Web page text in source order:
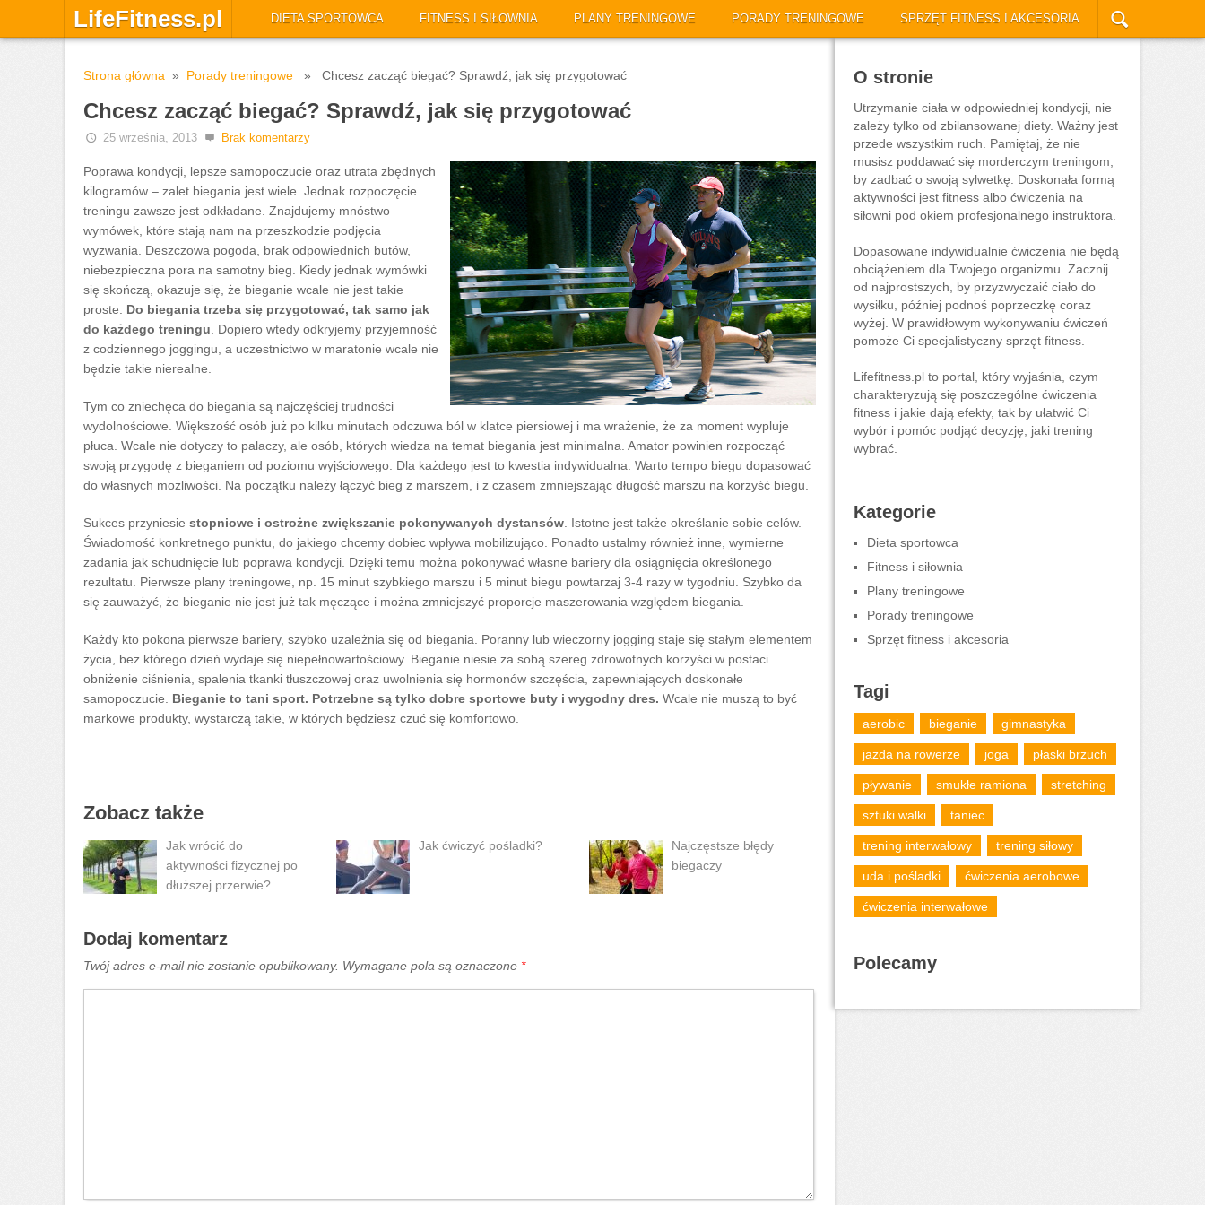
LifeFitness.pl DIETA SPORTOWCA FITNESS I SIŁOWNIA PLANY TRENINGOWE PORADY TRENINGOWE SPRZĘT FITNESS I AKCESORIA
Strona główna » Porady treningowe » Chcesz zacząć biegać? Sprawdź, jak się przygotować
Chcesz zacząć biegać? Sprawdź, jak się przygotować
25 września, 2013 Brak komentarzy
Poprawa kondycji, lepsze samopoczucie oraz utrata zbędnych
kilogramów – zalet biegania jest wiele. Jednak rozpoczęcie
treningu zawsze jest odkładane. Znajdujemy mnóstwo
wymówek, które stają nam na przeszkodzie podjęcia
wyzwania. Deszczowa pogoda, brak odpowiednich butów,
niebezpieczna pora na samotny bieg. Kiedy jednak wymówki
się skończą, okazuje się, że bieganie wcale nie jest takie
proste. Do biegania trzeba się przygotować, tak samo jak
do każdego treningu . Dopiero wtedy odkryjemy przyjemność
z codziennego joggingu, a uczestnictwo w maratonie wcale nie
będzie takie nierealne.
Tym co zniechęca do biegania są najczęściej trudności
wydolnościowe. Większość osób już po kilku minutach odczuwa ból w klatce piersiowej i ma wrażenie, że za moment wypluje
płuca. Wcale nie dotyczy to palaczy, ale osób, których wiedza na temat biegania jest minimalna. Amator powinien rozpocząć
swoją przygodę z bieganiem od poziomu wyjściowego. Dla każdego jest to kwestia indywidualna. Warto tempo biegu dopasować
do własnych możliwości. Na początku należy łączyć bieg z marszem, i z czasem zmniejszając długość marszu na korzyść biegu.
Sukces przyniesiestopniowe i ostrożne zwiększanie pokonywanych dystansów . Istotne jest także określanie sobie celów.
Świadomość konkretnego punktu, do jakiego chcemy dobiec wpływa mobilizująco. Ponadto ustalmy również inne, wymierne
zadania jak schudnięcie lub poprawa kondycji. Dzięki temu można pokonywać własne bariery dla osiągnięcia określonego
rezultatu. Pierwsze plany treningowe, np. 15 minut szybkiego marszu i 5 minut biegu powtarzaj 3-4 razy w tygodniu. Szybko da
się zauważyć, że bieganie nie jest już tak męczące i można zmniejszyć proporcje maszerowania względem biegania.
Każdy kto pokona pierwsze bariery, szybko uzależnia się od biegania. Poranny lub wieczorny jogging staje się stałym elementem
życia, bez którego dzień wydaje się niepełnowartościowy. Bieganie niesie za sobą szereg zdrowotnych korzyści w postaci
obniżenie ciśnienia, spalenia tkanki tłuszczowej oraz uwolnienia się hormonów szczęścia, zapewniających doskonałe
samopoczucie. Bieganie to tani sport. Potrzebne są tylko dobre sportowe buty i wygodny dres. Wcale nie muszą to być
markowe produkty, wystarczą takie, w których będziesz czuć się komfortowo.
Zobacz także
Jak wrócić do
aktywności fizycznej po
dłuższej przerwie?
Jak ćwiczyć pośladki?
Najczęstsze błędy
biegaczy
Dodaj komentarz
Twój adres e-mail nie zostanie opublikowany. Wymagane pola są oznaczone *
O stronie
Utrzymanie ciała w odpowiedniej kondycji, nie
zależy tylko od zbilansowanej diety. Ważny jest
przede wszystkim ruch. Pamiętaj, że nie
musisz poddawać się morderczym treningom,
by zadbać o swoją sylwetkę. Doskonała formą
aktywności jest fitness albo ćwiczenia na
siłowni pod okiem profesjonalnego instruktora.
Dopasowane indywidualnie ćwiczenia nie będą
obciążeniem dla Twojego organizmu. Zacznij
od najprostszych, by przyzwyczaić ciało do
wysiłku, później podnoś poprzeczkę coraz
wyżej. W prawidłowym wykonywaniu ćwiczeń
pomoże Ci specjalistyczny sprzęt fitness.
Lifefitness.pl to portal, który wyjaśnia, czym
charakteryzują się poszczególne ćwiczenia
fitness i jakie dają efekty, tak by ułatwić Ci
wybór i pomóc podjąć decyzję, jaki trening
wybrać.
Kategorie
Dieta sportowca
Fitness i siłownia
Plany treningowe
Porady treningowe
Sprzęt fitness i akcesoria
Tagi
aerobic bieganie gimnastyka
jazda na rowerze joga płaski brzuch
pływanie smukłe ramiona stretching
sztuki walki taniec
trening interwałowy trening siłowy
uda i pośladki ćwiczenia aerobowe
ćwiczenia interwałowe
Polecamy